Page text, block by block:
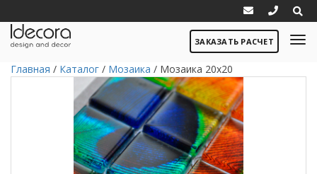
ЗАКАЗАТЬ РАСЧЕТ
Главная / Каталог / Мозаика / Мозаика 20х20